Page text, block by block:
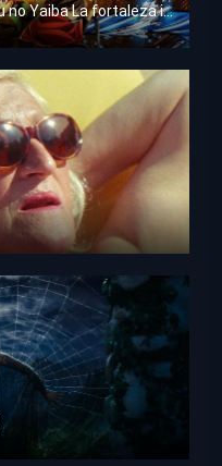
Guardianes de la noche: Kimetsu no Yaiba La fortaleza infinita